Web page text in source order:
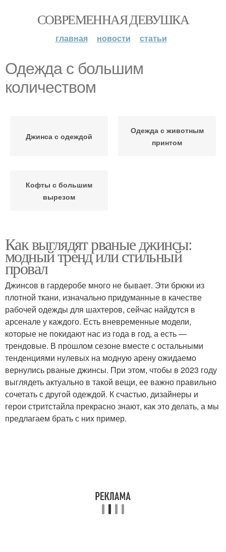
СОВРЕМЕННАЯ ДЕВУШКА
главная новости статьи
Одежда с большим
количеством
Джинса с одеждой
Одежда с животным
принтом
Кофты с большим
вырезом
Как выглядят рваные джинсы:
модный тренд или стильный
провал
Джинсов в гардеробе много не бывает. Эти брюки из
плотной ткани, изначально придуманные в качестве
рабочей одежды для шахтеров, сейчас найдутся в
арсенале у каждого. Есть вневременные модели,
которые не покидают нас из года в год, а есть —
трендовые. В прошлом сезоне вместе с остальными
тенденциями нулевых на модную арену ожидаемо
вернулись рваные джинсы. При этом, чтобы в 2023 году
выглядеть актуально в такой вещи, ее важно правильно
сочетать с другой одеждой. К счастью, дизайнеры и
герои стритстайла прекрасно знают, как это делать, а мы
предлагаем брать с них пример.